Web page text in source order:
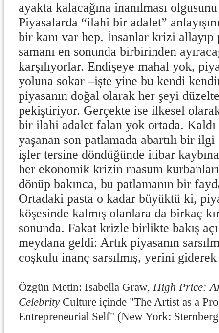
ayakta kalacağına inanılması
Piyasalarda “ilahi bir adalet”
bir kanı var hep. İnsanlar krizi
samanı en sonunda birbirinden
karşılıyorlar. Endişeye mahal yok,
yoluna sokar –işte yine bu kendi
piyasanın doğal olarak her şeyi
pekiştiriyor. Gerçekte ise ilkesel
bir ilahi adalet falan yok ortada. Kaldı
yaşanan son patlamada abartılı bir
işler tersine döndüğünde itibar
her ekonomik krizin masum
dönüp bakınca, bu patlamanın bir
Ortadaki pasta o kadar büyüktü ki,
köşesinde kalmış olanlara da birkaç
sonunda. Fakat krizle birlikte bakış
meydana geldi: Artık piyasanın
coşkulu inanç sarsılmış, yerini
Özgün Metin: Isabella Graw, High Price:
CelebrityCulture içinde "The Artist as a
Entrepreneurial Self" (New York: